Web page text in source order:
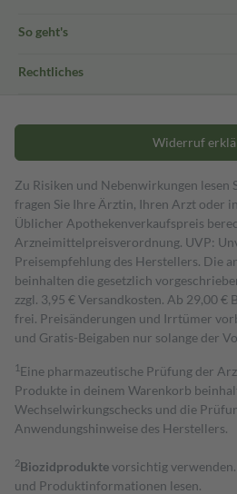
So geht's
Rechtliches
Widerruf
Zu Risiken und Nebenwirkungen lesen
fragen Sie Ihre Ärztin, Ihren Arzt oder
Üblicher Apothekenverkaufspreis
Arzneimittelpreisverordnung. UVP:
Preisempfehlung des Herstellers. Die
beinhalten die gesetzlich
zzgl. 3,95 € Versandkosten. Ab 29,00
frei. Preisänderungen und Irrtümer
und Gratis-Beigaben nur solange der
1 Eine pharmazeutische Prüfung der
Produkte in deinem Warenkorb
Wechselwirkungschecks und die
Anwendungshinweise des Herstellers.
2Biozidproduktevorsichtig
und Produktinformationen lesen.